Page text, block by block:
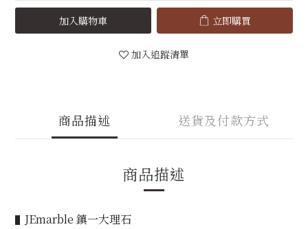
加入購物車 立即購買
加入追蹤清單
商品描述 送貨及付款方式
商品描述
▌ JEmarble 鎮一大理石